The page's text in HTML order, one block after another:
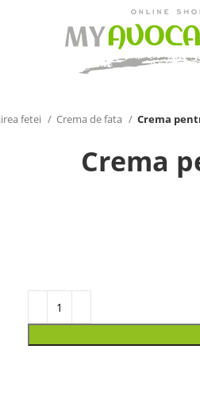
fetei Crema de fata Crema
Crema